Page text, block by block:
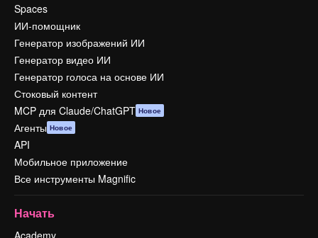
Spaces
ИИ-помощник
Генератор изображений ИИ
Генератор видео ИИ
Генератор голоса на основе ИИ
Стоковый контент
MCP для Claude/ChatGPT Новое
Агенты Новое
API
Мобильное приложение
Все инструменты Magnific
Начать
Academy